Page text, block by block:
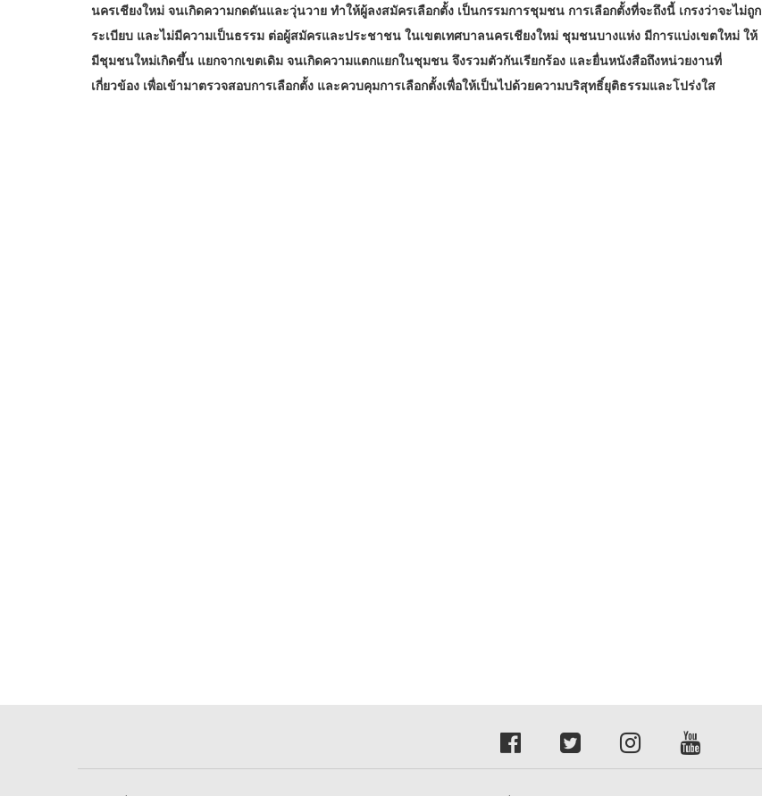
นครเชียงใหม่ จนเกิดความกดดันและวุ่นวาย ทำให้ผู้ลงสมัครเลือกตั้ง เป็นกรรมการชุมชน การเลือกตั้งที่จะถึงนี้ เกรงว่าจะไม่ถูก
ระเบียบ และไม่มีความเป็นธรรม ต่อผู้สมัครและประชาชน ในเขตเทศบาลนครเชียงใหม่ ชุมชนบางแห่ง มีการแบ่งเขตใหม่ ให้
มีชุมชนใหม่เกิดขึ้น แยกจากเขตเดิม จนเกิดความแตกแยกในชุมชน จึงรวมตัวกันเรียกร้อง และยื่นหนังสือถึงหน่วยงานที่
เกี่ยวข้อง เพื่อเข้ามาตรวจสอบการเลือกตั้ง และควบคุมการเลือกตั้งเพื่อให้เป็นไปด้วยความบริสุทธิ์ยุติธรรมและโปร่งใส